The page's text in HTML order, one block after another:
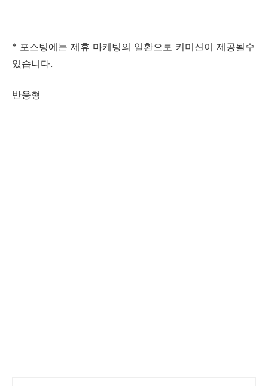
* 포스팅에는 제휴 마케팅의 일환으로 커미션이 제공될수
있습니다.
반응형